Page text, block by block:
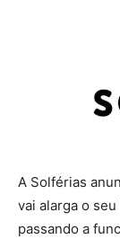
A Solférias
vai alarga o
passando a